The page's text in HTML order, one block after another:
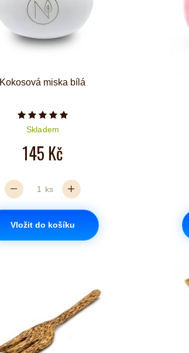
Kokosová miska bílá
Počet hvězdiček je 5 z 5
Skladem
145 Kč
ks
Vložit do košíku